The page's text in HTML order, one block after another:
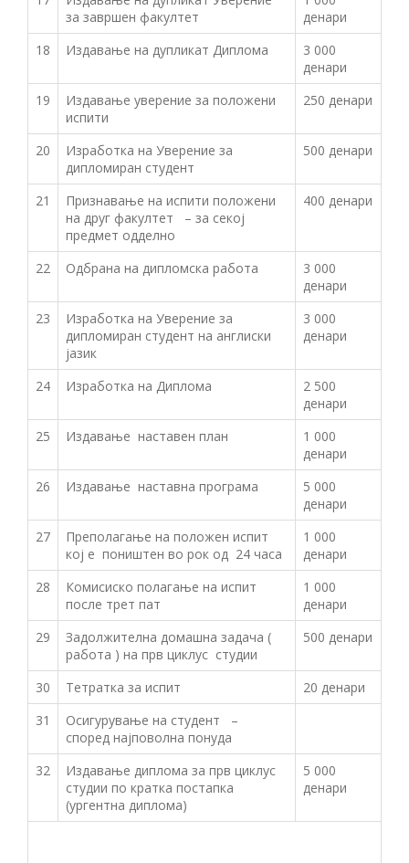
за завршен факултет
денари
18
Издавање на дупликат Диплома
3 000
денари
19
Издавање уверение за положени
испити
250 денари
20
Изработка на Уверение за
дипломиран студент
500 денари
21
Признавање на испити положени
на друг факултет – за секој
предмет одделно
400 денари
22 Одбрана на дипломска работа
3 000
денари
23
Изработка на Уверение за
дипломиран студент на англиски
јазик
3 000
денари
24 Изработка на Диплома
2 500
денари
25
Издавање наставен план
1 000
денари
26
Издавање наставна програма
5 000
денари
27
Преполагање на положен испит
кој е поништен во рок од 24 часа
1 000
денари
28
Комисиско полагање на испит
после трет пат
1 000
денари
29
Задолжителна домашна задача (
работа ) на прв циклус студии
500 денари
30 Тетратка за испит
20 денари
31
Осигурување на студент –
според најповолна понуда
32
Издавање диплома за прв циклус
студии по кратка постапка
(ургентна диплома)
5 000
денари